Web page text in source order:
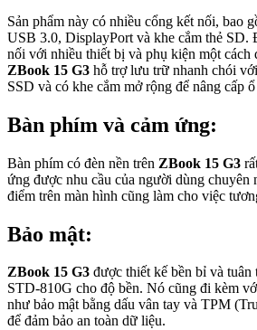
Sản phẩm này có nhiều cổng kết nối, bao
USB 3.0, DisplayPort và khe cắm thẻ SD.
nối với nhiều thiết bị và phụ kiện một cách
ZBook 15 G3 hỗ trợ lưu trữ nhanh chói
SSD và có khe cắm mở rộng để nâng cấp
Bàn phím và cảm ứng:
Bàn phím có đèn nền trên ZBook 15 G3
ứng được nhu cầu của người dùng chuyên
điểm trên màn hình cũng làm cho việc
Bảo mật:
ZBook 15 G3 được thiết kế bền bỉ và
STD-810G cho độ bền. Nó cũng đi kèm
như bảo mật bằng dấu vân tay và TPM
để đảm bảo an toàn dữ liệu.